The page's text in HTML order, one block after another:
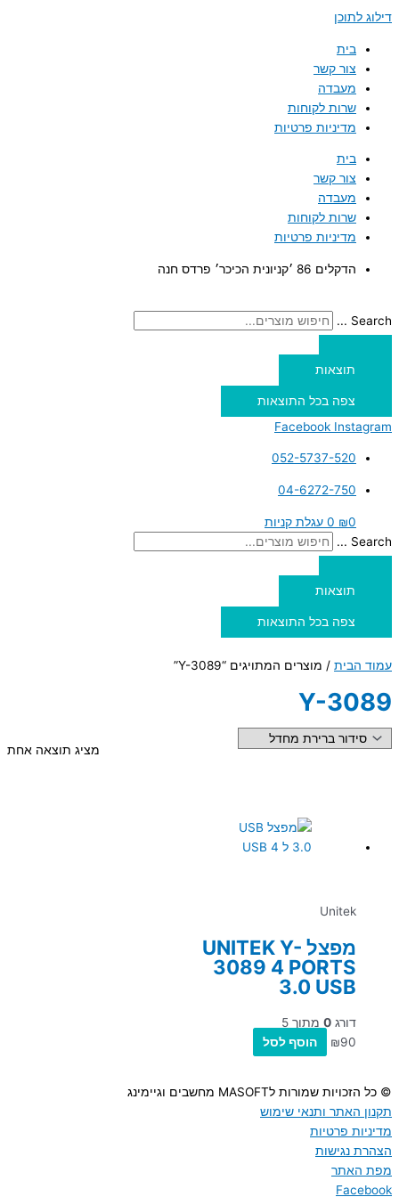
דילוג לתוכן
בית
צור קשר
מעבדה
שרות לקוחות
מדיניות פרטיות
בית
צור קשר
מעבדה
שרות לקוחות
מדיניות פרטיות
הדקלים 86 ׳קניונית הכיכר׳ פרדס חנה
Search ...
תוצאות
צפה בכל התוצאות
Facebook Instagram
052-5737-520
04-6272-750
₪0
0 עגלת קניות
Search ...
תוצאות
צפה בכל התוצאות
עמוד הבית / מוצרים המתויגים “Y-3089”
Y-3089
מציג תוצאה אחת
Unitek
מפצל UNITEK Y-
3089 4 PORTS
3.0 USB
דורג 0 מתוך 5
₪90 הוסף לסל
© כל הזכויות שמורות לMASOFT מחשבים וגיימינג
תקנון האתר ותנאי שימוש
מדיניות פרטיות
הצהרת נגישות
מפת האתר
Facebook